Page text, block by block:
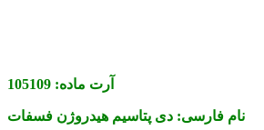
آرت ماده: 105109
نام فارسی: دی پتاسیم هیدروژن فسفات